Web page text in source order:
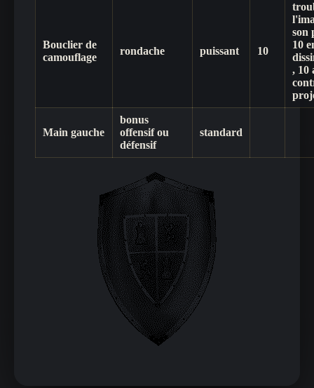
Bouclier de
camouflage
rondache puissant 10
son
10
, 10
Main gauche
bonus
offensif ou
défensif
standard